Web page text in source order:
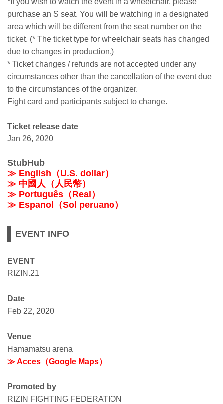
purchase an S seat. You will be watching in a designated
area which will be different from the seat number on the
ticket. (* The ticket type for wheelchair seats has changed
due to changes in production.)
* Ticket changes / refunds are not accepted under any
circumstances other than the cancellation of the event due
to the circumstances of the organizer.
Fight card and participants subject to change.
Ticket release date
Jan 26, 2020
StubHub
≫ English（U.S. dollar）
≫ 中國人（人民幣）
≫ Português（Real）
≫ Espanol（Sol peruano）
EVENT INFO
EVENT
RIZIN.21
Date
Feb 22, 2020
Venue
Hamamatsu arena
≫ Acces（Google Maps）
Promoted by
RIZIN FIGHTING FEDERATION